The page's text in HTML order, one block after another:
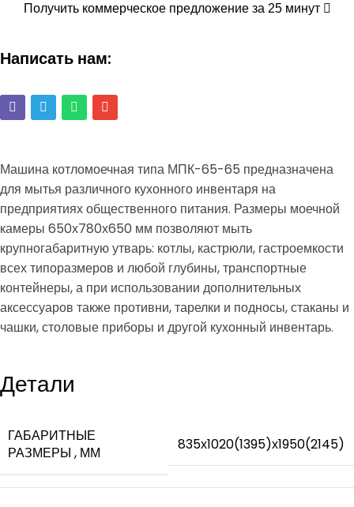
Получить коммерческое предложение за 25 минут
Написать нам:
Машина котломоечная типа МПК-65-65 предназначена
для мытья различного кухонного инвентаря на
предприятиях общественного питания. Размеры моечной
камеры 650х780х650 мм позволяют мыть
крупногабаритную утварь: котлы, кастрюли, гастроемкости
всех типоразмеров и любой глубины, транспортные
контейнеры, а при использовании дополнительных
аксессуаров также противни, тарелки и подносы, стаканы и
чашки, столовые приборы и другой кухонный инвентарь.
Детали
ГАБАРИТНЫЕ
РАЗМЕРЫ , ММ
835х1020(1395)х1950(2145)